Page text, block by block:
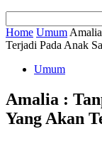
Home Umum
Terjadi Pada Anak
Umum
Amalia :
Yang Akan